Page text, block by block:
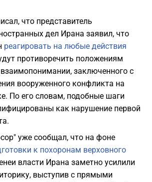
что представитель
дел Ирана заявил, что
реагировать на любые действия
противоречить положениям
заключенного с
вооруженного конфликта на
По его словам, подобные шаги
как нарушение первой
уже сообщал, что на фоне
к похоронам верховного
власти Ирана заметно усилили
выступив с прямыми